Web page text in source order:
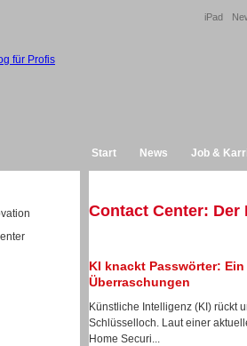
iPad
Start News Job &
Contact Center:
KI knackt Passwörter:
Überraschungen
Künstliche Intelligenz (KI) rückt
Schlüsselloch. Laut einer
Home Securi...